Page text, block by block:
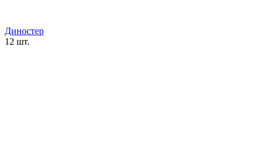
Диностер
12 шт.